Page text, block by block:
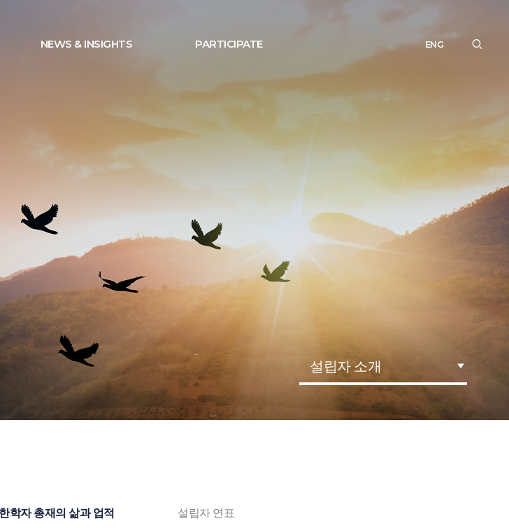
NEWS & INSIGHTS PARTICIPATE ENG
설립자 소개
학자 총재의 삶과 업적 설립자 연표